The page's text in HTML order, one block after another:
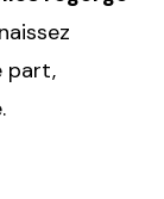
part,